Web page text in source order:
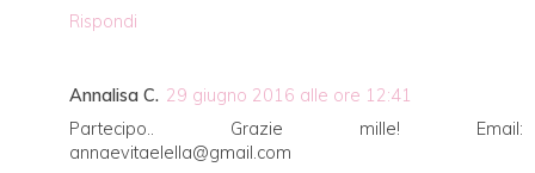
Rispondi
Annalisa C. 29 giugno 2016 alle ore 12:41
Partecipo.. Grazie mille! Email:
annaevitaelella@gmail.com